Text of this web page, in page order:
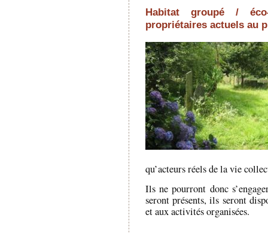
Habitat groupé /
propriétaires actuels au
qu’acteurs réels de la vie
Ils ne pourront donc
seront présents, ils seront
et aux activités organisées.